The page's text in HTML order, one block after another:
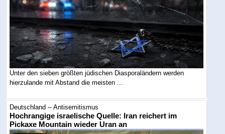
Unter den sieben größten jüdischen Diasporaländern werden
hierzulande mit Abstand die meisten ...
Deutschland -- Antisemitismus
Hochrangige israelische Quelle: Iran reichert im
Pickaxe Mountain wieder Uran an